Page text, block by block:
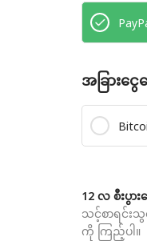
အခြားငွေ
12 လ စီးပွ
သင့်စာရင်း
ကို ကြည့်ပါ။